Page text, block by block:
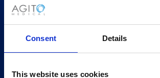
Consent Details
This website uses cookies
X-RAY PART - 3KVA CONDOR P/S
Holen Sie sich ein Angebot